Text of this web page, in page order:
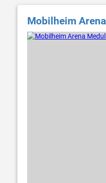
Mobilheim